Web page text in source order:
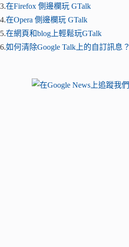
3.在Firefox 側邊欄玩 GTalk
4.在Opera 側邊欄玩 GTalk
5.在網頁和blog上輕鬆玩GTalk
6.如何清除Google Talk上的自訂訊息？